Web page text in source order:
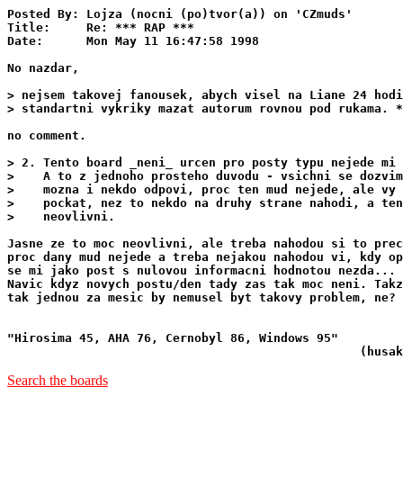
Posted By: Lojza (nocni (po)tvor(a)) on 'CZmuds'
Title:     Re: *** RAP ***
Date:      Mon May 11 16:47:58 1998
No nazdar,
> nejsem takovej fanousek, abych visel na Liane 24
> standartni vykriky mazat autorum rovnou pod
no comment.
> 2. Tento board _neni_ urcen pro posty typu nejede mi
>    A to z jednoho prosteho duvodu - vsichni se
>    mozna i nekdo odpovi, proc ten mud nejede, ale
>    pockat, nez to nekdo na druhy strane nahodi, a
>    neovlivni.
Jasne ze to moc neovlivni, ale treba nahodou si to
proc dany mud nejede a treba nejakou nahodou vi, kdy
se mi jako post s nulovou informacni hodnotou nezda...
Navic kdyz novych postu/den tady zas tak moc neni.
tak jednou za mesic by nemusel byt takovy problem, ne?
"Hirosima 45, AHA 76, Cernobyl 86, Windows 95"
Search the boards